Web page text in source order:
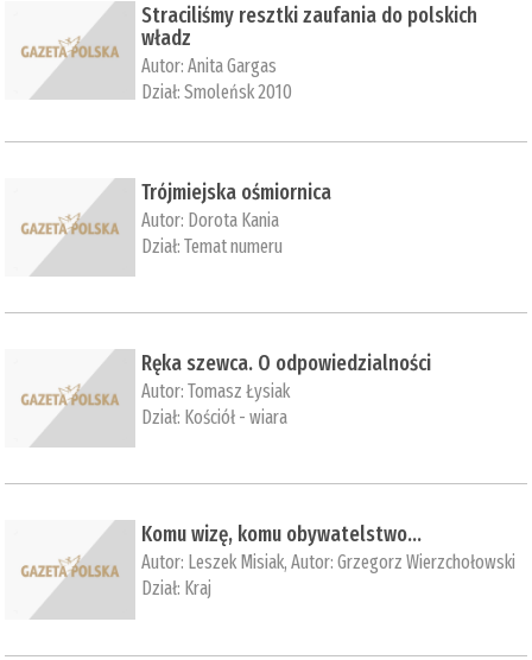
Straciliśmy resztki zaufania do polskich
władz
Autor:Anita Gargas
Dział:Smoleńsk 2010
Trójmiejska ośmiornica
Autor: Dorota Kania
Dział:Temat numeru
Ręka szewca. O odpowiedzialności
Autor:Tomasz Łysiak
Dział: Kościół - wiara
Komu wizę, komu obywatelstwo...
Autor: Leszek Misiak, Autor:Grzegorz Wierzchołowski
Dział: Kraj